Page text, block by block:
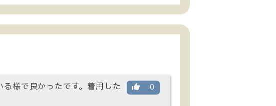
0
様で良かったです。着用した